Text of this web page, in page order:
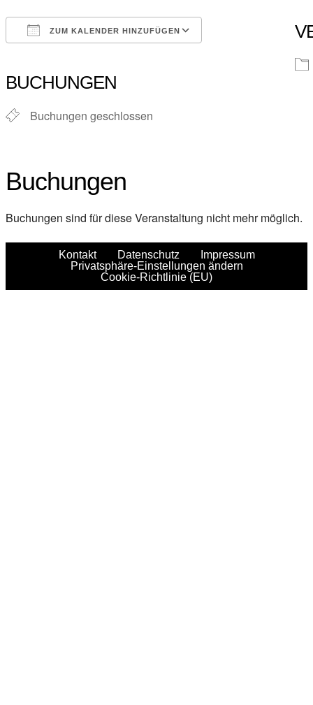
ZUM KALENDER HINZUFÜGEN
BUCHUNGEN
Buchungen geschlossen
Buchungen
Buchungen sind für diese Veranstaltung nicht mehr möglich.
Kontakt Datenschutz
Impressum
Privatsphäre-Einstellungen ändern
Cookie-Richtlinie (EU)